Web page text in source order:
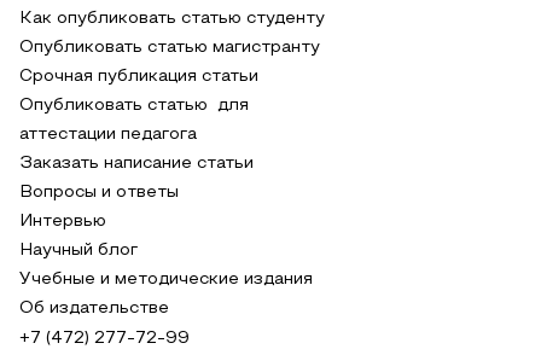
Как опубликовать статью студенту
Опубликовать статью магистранту
Срочная публикация статьи
Опубликовать статью для
аттестации педагога
Заказать написание статьи
Вопросы и ответы
Интервью
Научный блог
Учебные и методические издания
Об издательстве
+7 (472) 277-72-99